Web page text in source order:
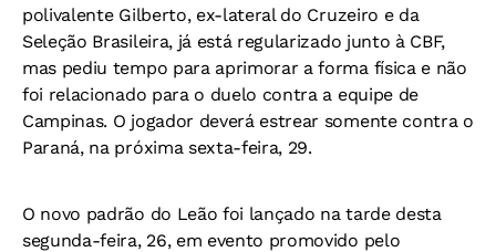
polivalente Gilberto, ex-lateral do Cruzeiro e da
Seleção Brasileira, já está regularizado junto à CBF,
mas pediu tempo para aprimorar a forma física e não
foi relacionado para o duelo contra a equipe de
Campinas. O jogador deverá estrear somente contra o
Paraná, na próxima sexta-feira, 29.
O novo padrão do Leão foi lançado na tarde desta
segunda-feira, 26, em evento promovido pelo